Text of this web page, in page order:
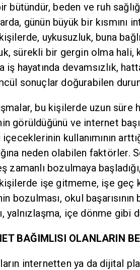
bütündür, beden ve ruh
günün büyük bir
uykusuzluk, buna
sürekli bir gergin olma
iş hayatında devamsızlık,
sonuçlar doğurabilen
bu kişilerde uzun süre
görüldüğünü ve internet
kullanımının
neden olabilen faktörler.
zamanlı bozulmaya
işe gitmeme, işe geç
bozulması, okul
yalnızlaşma, içe dönme gibi
BAĞIMLISI OLANLARIN
internetten ya da dijital